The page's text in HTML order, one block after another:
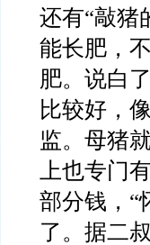
还有“敲猪
能长肥，
肥。说白
比较好，
监。母猪
上也专门
部分钱，“
了。据二